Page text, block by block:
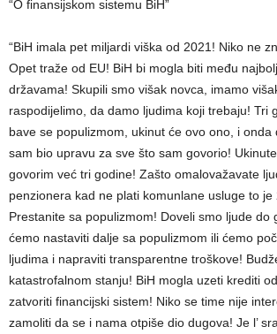
“O finansijskom sistemu BiH”
“BiH imala pet miljardi viška od 2021! Niko ne
Opet traže od EU! BiH bi mogla biti među
državama! Skupili smo višak novca, imamo
raspodijelimo, da damo ljudima koji trebaju! Tri
bave se populizmom, ukinut će ovo ono, i onda
sam bio upravu za sve što sam govorio!
govorim već tri godine! Zašto omalovažavate
penzionera kad ne plati komunlane usluge to je
Prestanite sa populizmom! Doveli smo ljude do
ćemo nastaviti dalje sa populizmom ili ćemo
ljudima i napraviti transparentne troškove!
katastrofalnom stanju! BiH mogla uzeti krediti
zatvoriti financijski sistem! Niko se time nije
zamoliti da se i nama otpiše dio dugova! Je l’